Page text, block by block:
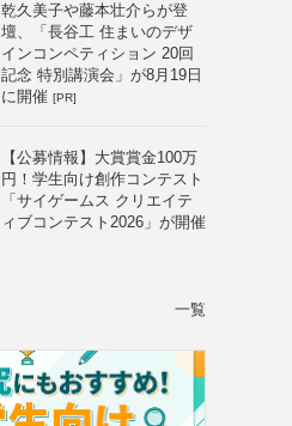
乾久美子や藤本壮介らが登
壇、「長谷工 住まいのデザ
インコンペティション 20回
記念 特別講演会」が8月19日
に開催 [PR]
【公募情報】大賞賞金100万
円！学生向け創作コンテスト
「サイゲームス クリエイテ
ィブコンテスト2026」が開催
一覧